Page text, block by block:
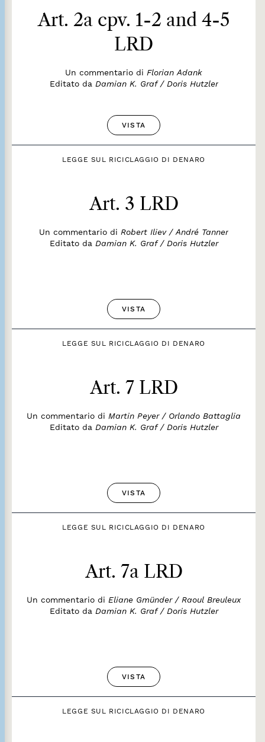
Art. 2a cpv. 1-2 and 4-5
LRD
Un commentario di Florian Adank
Editato da Damian K. Graf / Doris Hutzler
VISTA
LEGGE SUL RICICLAGGIO DI DENARO
Art. 3 LRD
Un commentario di Robert Iliev / André Tanner
Editato da Damian K. Graf / Doris Hutzler
VISTA
LEGGE SUL RICICLAGGIO DI DENARO
Art. 7 LRD
Un commentario di Martin Peyer / Orlando Battaglia
Editato da Damian K. Graf / Doris Hutzler
VISTA
LEGGE SUL RICICLAGGIO DI DENARO
Art. 7a LRD
Un commentario di Eliane Gmünder / Raoul Breuleux
Editato da Damian K. Graf / Doris Hutzler
VISTA
LEGGE SUL RICICLAGGIO DI DENARO